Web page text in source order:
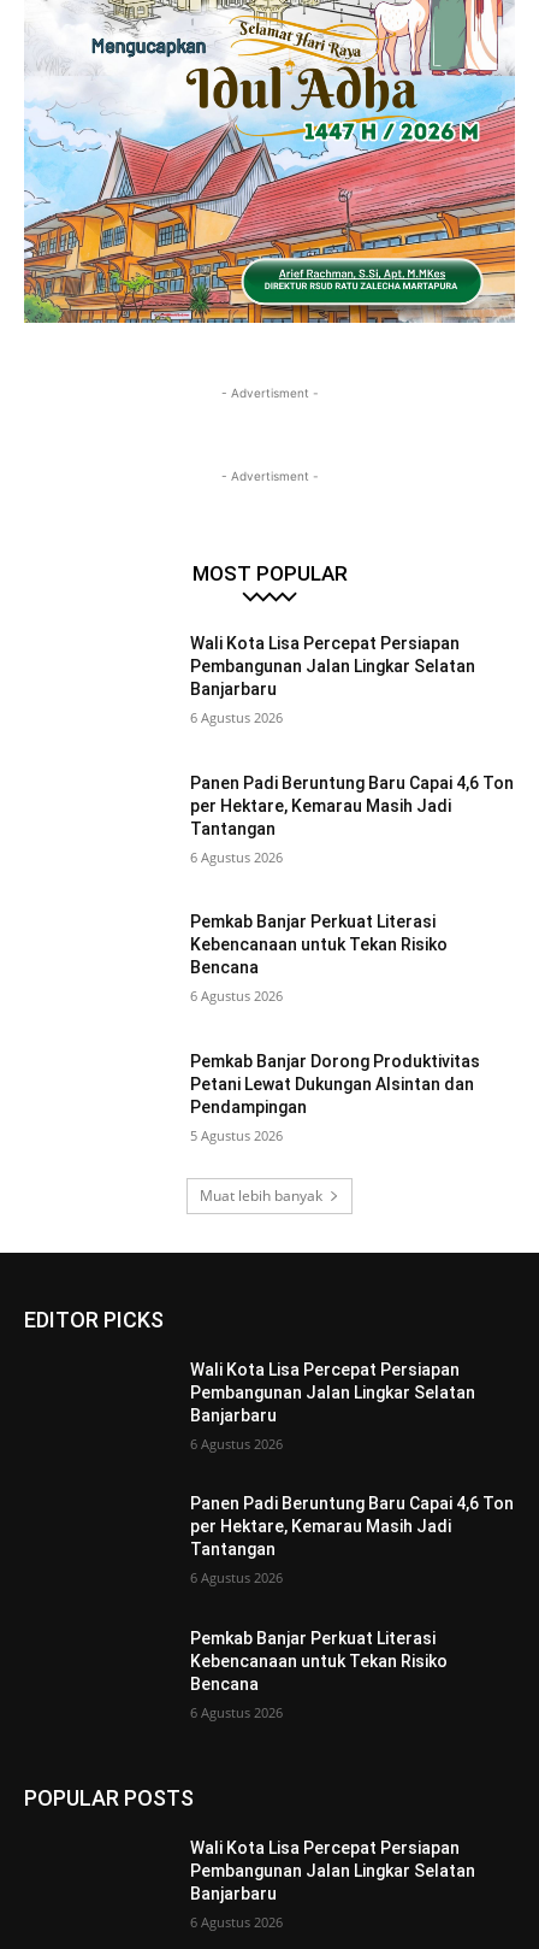
- Advertisment -
- Advertisment -
MOST POPULAR
Wali Kota Lisa Percepat Persiapan
Pembangunan Jalan Lingkar Selatan
Banjarbaru
6 Agustus 2026
Panen Padi Beruntung Baru Capai 4,6 Ton
per Hektare, Kemarau Masih Jadi
Tantangan
6 Agustus 2026
Pemkab Banjar Perkuat Literasi
Kebencanaan untuk Tekan Risiko
Bencana
6 Agustus 2026
Pemkab Banjar Dorong Produktivitas
Petani Lewat Dukungan Alsintan dan
Pendampingan
5 Agustus 2026
Muat lebih banyak
EDITOR PICKS
Wali Kota Lisa Percepat Persiapan
Pembangunan Jalan Lingkar Selatan
Banjarbaru
6 Agustus 2026
Panen Padi Beruntung Baru Capai 4,6 Ton
per Hektare, Kemarau Masih Jadi
Tantangan
6 Agustus 2026
Pemkab Banjar Perkuat Literasi
Kebencanaan untuk Tekan Risiko
Bencana
6 Agustus 2026
POPULAR POSTS
Wali Kota Lisa Percepat Persiapan
Pembangunan Jalan Lingkar Selatan
Banjarbaru
6 Agustus 2026